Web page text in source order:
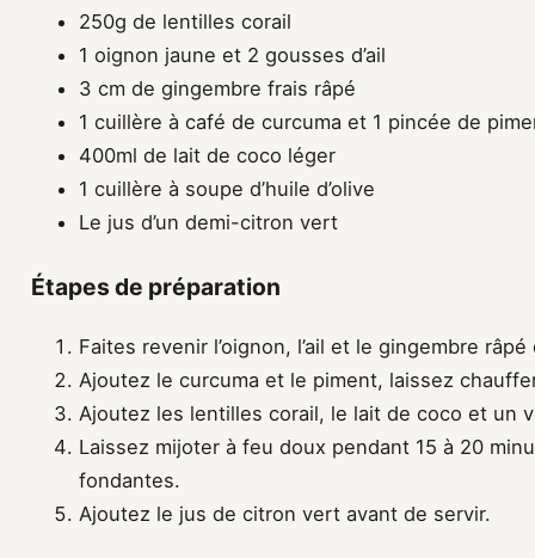
250g de lentilles corail
1 oignon jaune et 2 gousses d’ail
3 cm de gingembre frais râpé
1 cuillère à café de curcuma et 1 pincée de
400ml de lait de coco léger
1 cuillère à soupe d’huile d’olive
Le jus d’un demi-citron vert
Étapes de préparation
Faites revenir l’oignon, l’ail et le gingembre râpé
Ajoutez le curcuma et le piment, laissez
Ajoutez les lentilles corail, le lait de coco et un
Laissez mijoter à feu doux pendant 15 à 20
fondantes.
Ajoutez le jus de citron vert avant de servir.